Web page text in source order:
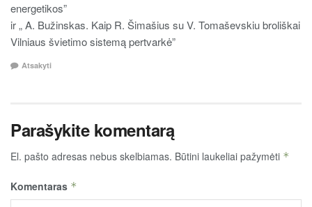
energetikos”
ir „ A. Bužinskas. Kaip R. Šimašius su V. Tomaševskiu broliškai
Vilniaus švietimo sistemą pertvarkė”
Atsakyti
Parašykite komentarą
El. pašto adresas nebus skelbiamas. Būtini laukeliai pažymėti *
Komentaras *